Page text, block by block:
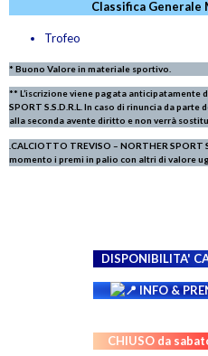
Classifica Generale
Trofeo
* Buono Valore in materiale sportivo.
** L’iscrizione viene pagata anticipatamente
SPORT S.S.D.R.L. In caso di rinuncia da
alla seconda avente diritto e non verrà
.CALCIOTTO TREVISO – NORTHER SPORT
momento i premi in palio con altri di valore
DISPONIBILITA'
INFO &
CHIUSO da